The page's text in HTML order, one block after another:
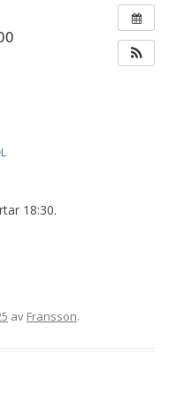
18:30.
av Fransson.